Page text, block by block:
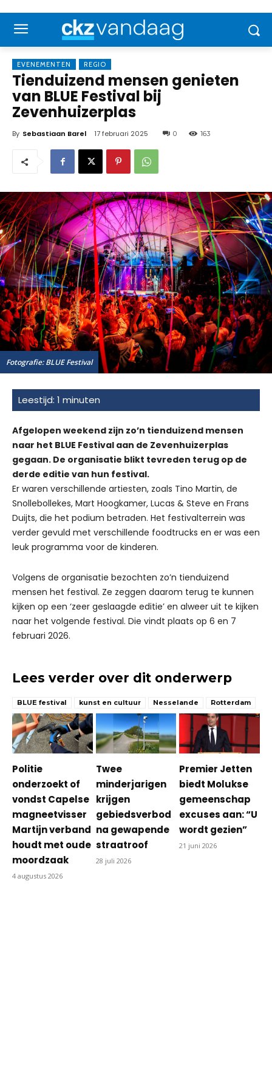
EVENEMENTEN REGIO
Tienduizend mensen genieten
van BLUE Festival bij
Zevenhuizerplas
By Sebastiaan Barel 17 februari 2025 0 163
Fotografie: BLUE Festival
Afgelopen weekend zijn zo’n tienduizend mensen
naar het BLUE Festival aan de Zevenhuizerplas
gegaan. De organisatie blikt tevreden terug op de
derde editie van hun festival.
Er waren verschillende artiesten, zoals Tino Martin, de
Snollebollekes, Mart Hoogkamer, Lucas & Steve en Frans
Duijts, die het podium betraden. Het festivalterrein was
verder gevuld met verschillende foodtrucks en er was een
leuk programma voor de kinderen.
Volgens de organisatie bezochten zo’n tienduizend
mensen het festival. Ze zeggen daarom terug te kunnen
kijken op een ‘zeer geslaagde editie’ en alweer uit te kijken
naar het volgende festival. Die vindt plaats op 6 en 7
februari 2026.
Lees verder over dit onderwerp
BLUE festival kunst en cultuur Nesselande Rotterdam
Politie
onderzoekt of
vondst Capelse
magneetvisser
Martijn verband
houdt met oude
moordzaak
4 augustus 2026
Twee
minderjarigen
krijgen
gebiedsverbod
na gewapende
straatroof
28 juli 2026
Premier Jetten
biedt Molukse
gemeenschap
excuses aan: “U
wordt gezien”
21 juni 2026